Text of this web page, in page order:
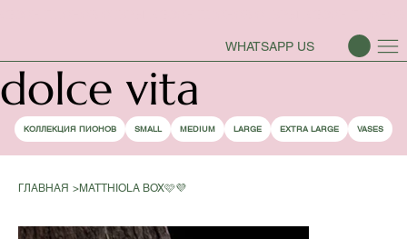
WHATSAPP US
dolce vita
КОЛЛЕКЦИЯ ПИОНОВ SMALL MEDIUM LARGE EXTRA LARGE VASES
ГЛАВНАЯ >MATTHIOLA BOX🩷💜